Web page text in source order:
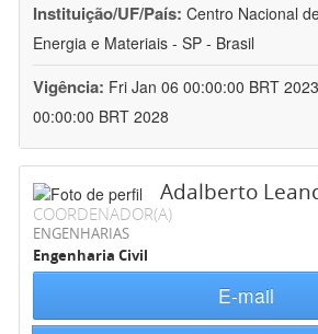
Instituição/UF/País: Centro Nacional
Energia e Materiais - SP - Brasil
Vigência: Fri Jan 06 00:00:00 BRT
00:00:00 BRT 2028
Adalberto
COORDENADOR(A)
ENGENHARIAS
Engenharia Civil
E-mail